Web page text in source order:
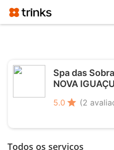
Spa das
NOVA
5.0 star (2
Todos os serviços